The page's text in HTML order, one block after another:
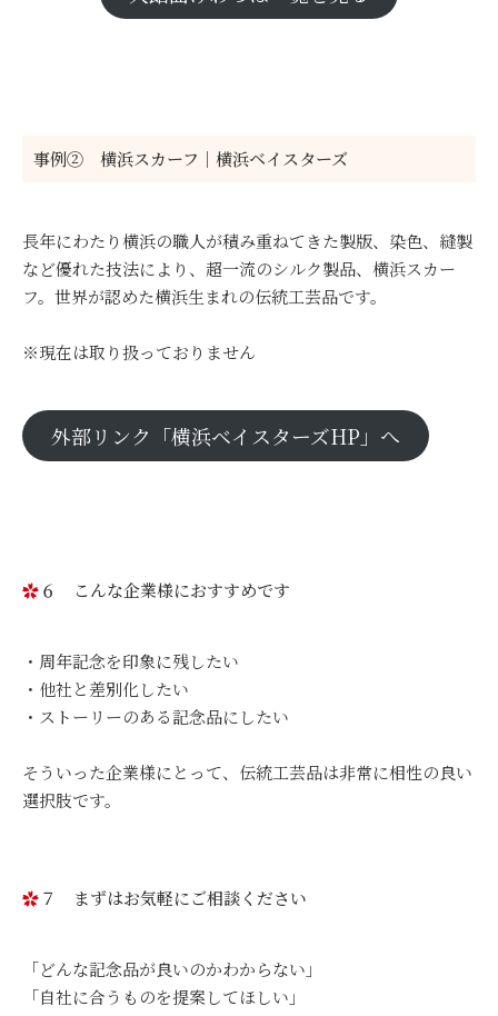
事例② 横浜スカーフ｜横浜ベイスターズ
長年にわたり横浜の職人が積み重ねてきた製版、染色、縫製
など優れた技法により、超一流のシルク製品、横浜スカー
フ。世界が認めた横浜生まれの伝統工芸品です。
※現在は取り扱っておりません
外部リンク「横浜ベイスターズHP」へ
６ こんな企業様におすすめです
・周年記念を印象に残したい
・他社と差別化したい
・ストーリーのある記念品にしたい
そういった企業様にとって、伝統工芸品は非常に相性の良い
選択肢です。
７ まずはお気軽にご相談ください
「どんな記念品が良いのかわからない」
「自社に合うものを提案してほしい」